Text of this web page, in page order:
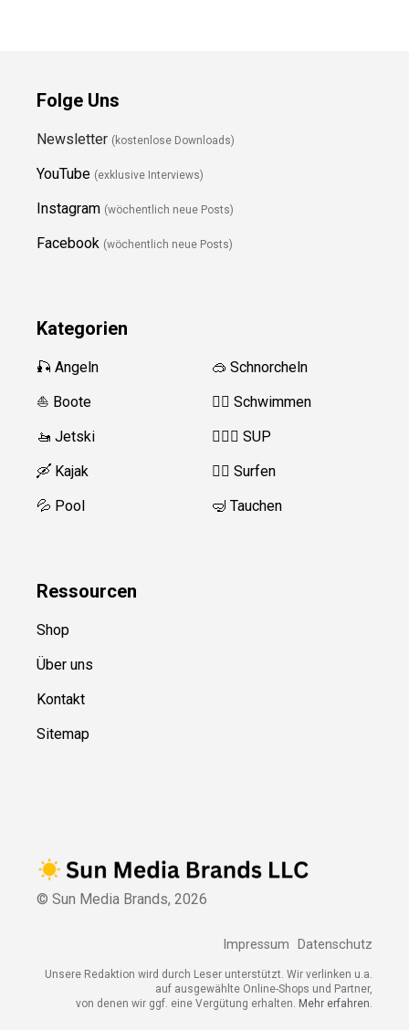
Folge Uns
Newsletter (kostenlose Downloads)
YouTube (exklusive Interviews)
Instagram (wöchentlich neue Posts)
Facebook (wöchentlich neue Posts)
Kategorien
🎣 Angeln
⛵️ Boote
🚤 Jetski
🛶 Kajak
💦 Pool
🥽 Schnorcheln
🏊‍♂️ Schwimmen
🏄‍♀️🛶 SUP
🏄‍♂️ Surfen
🤿 Tauchen
Ressourcen
Shop
Über uns
Kontakt
Sitemap
© Sun Media Brands, 2026
Impressum Datenschutz
Unsere Redaktion wird durch Leser unterstützt. Wir verlinken u.a.
auf ausgewählte Online-Shops und Partner,
von denen wir ggf. eine Vergütung erhalten. Mehr erfahren.